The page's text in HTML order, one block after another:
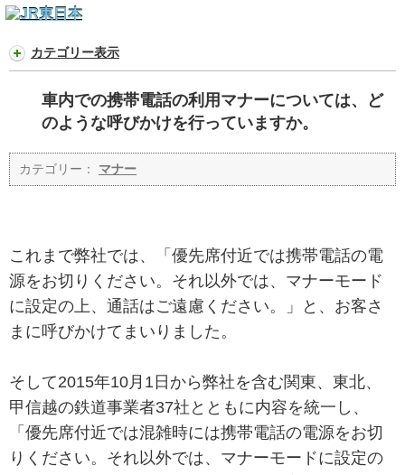
カテゴリー表示
車内での携帯電話の利用マナーについては、ど
のような呼びかけを行っていますか。
カテゴリー： マナー
これまで弊社では、「優先席付近では携帯電話の電
源をお切りください。それ以外では、マナーモード
に設定の上、通話はご遠慮ください。」と、お客さ
まに呼びかけてまいりました。
そして2015年10月1日から弊社を含む関東、東北、
甲信越の鉄道事業者37社とともに内容を統一し、
「優先席付近では混雑時には携帯電話の電源をお切
りください。それ以外では、マナーモードに設定の